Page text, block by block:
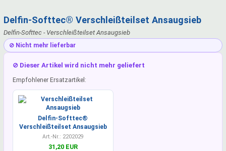
Delfin-Softtec® Verschleißteilset Ansaugsieb
Delfin-Softtec - Verschleißteilset Ansaugsieb
⊘ Nicht mehr lieferbar
⊘ Dieser Artikel wird nicht mehr geliefert
Empfohlener Ersatzartikel:
Delfin-Softtec®
Verschleißteilset Ansaugsieb
Art.-Nr.: 2202029
31,20 EUR